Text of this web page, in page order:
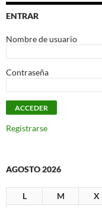
ENTRAR
Nombre de usuario
Contraseña
Registrarse
AGOSTO 2026
L M X